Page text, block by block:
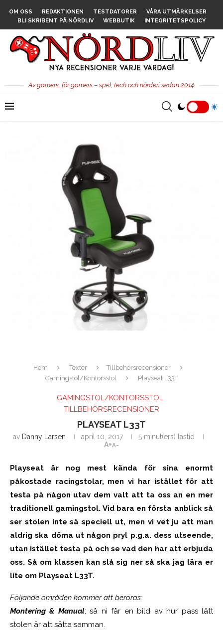
OM OSS REDAKTIONEN TESTDATORER
VÅRA UTMÄRKELSER
BLI SKRIBENT PÅ NÖRDLIV
WEBBUTIK INTEGRITETSPOLICY
Av gamers, för gamers – spel, tech och nörderi sedan 2014.
Hem Texter
Tillbehörsrecensioner
Gamingstol/Kontorsstol
Playseat L33T
GAMINGSTOL/KONTORSSTOL
TILLBEHÖRSRECENSIONER
PLAYSEAT L33T
av Danny Larsen april 10, 2017
5 minut(ers) lästid
A+A-
Playseat är nog mest kända för sina enormt
påkostade racingstolar, men vi har istället för att
testa på någon utav dem valt att ta oss an en mer
traditionell gamingstol. Vid bara en första anblick så
ser stolen inte så speciell ut, men vi vet ju att man
aldrig ska döma ut någon pryl p.g.a. dess utseende,
utan istället testa på och se vad den har att erbjuda
oss. Så om klassen kan slå sig ner så ska jag lära er
lite om Playseat L33T.
Följande områden kommer att beröras:
Montering & Manual; så ni får en bild av hur pass lätt
stolen är att sätta samman.